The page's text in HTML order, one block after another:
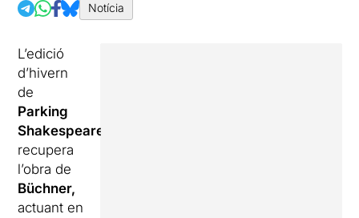
Notícia
L’edició
d’hivern
de
Parking
Shakespeare
recupera
l’obra de
Büchner,
actuant en